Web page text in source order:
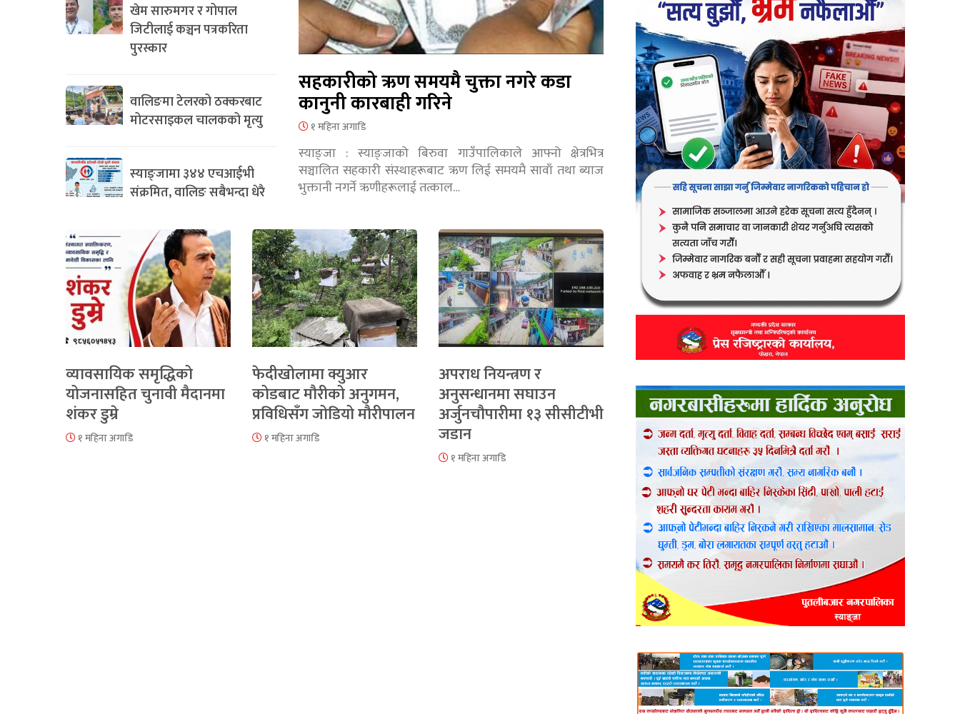
खेम सारुमगर र गोपाल
जिटीलाई कञ्चन पत्रकरिता
पुरस्कार
वालिङमा टेलरको ठक्करबाट
मोटरसाइकल चालकको मृत्यु
स्याङ्जामा ३४४ एचआईभी
संक्रमित, वालिङ सबैभन्दा धेरै
सहकारीको ऋण समयमै चुक्ता नगरे कडा
कानुनी कारबाही गरिने
१ महिना अगाडि
स्याङ्जा : स्याङ्जाको बिरुवा गाउँपालिकाले आफ्नो क्षेत्रभित्र
सञ्चालित सहकारी संस्थाहरूबाट ऋण लिई समयमै सावाँ तथा ब्याज
भुक्तानी नगर्ने ऋणीहरूलाई तत्काल…
व्यावसायिक समृद्धिको
योजनासहित चुनावी मैदानमा
शंकर डुम्रे
१ महिना अगाडि
फेदीखोलामा क्युआर
कोडबाट मौरीको अनुगमन,
प्रविधिसँग जोडियो मौरीपालन
१ महिना अगाडि
अपराध नियन्त्रण र
अनुसन्धानमा सघाउन
अर्जुनचौपारीमा १३ सीसीटीभी
जडान
१ महिना अगाडि